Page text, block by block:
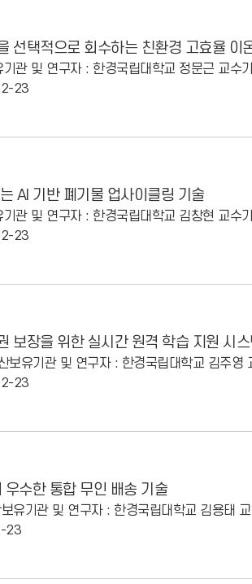
선택적으로 회수하는 친환경 고효율 이
기관 및 연구자 : 한경국립대학교 정문근 교수
23
AI 기반 폐기물 업사이클링 기술
기관 및 연구자 : 한경국립대학교 김창현 교수
23
보장을 위한 실시간 원격 학습 지원 시
보유기관 및 연구자 : 한경국립대학교 김주영
23
우수한 통합 무인 배송 기술
보유기관 및 연구자 : 한경국립대학교 김용태
23